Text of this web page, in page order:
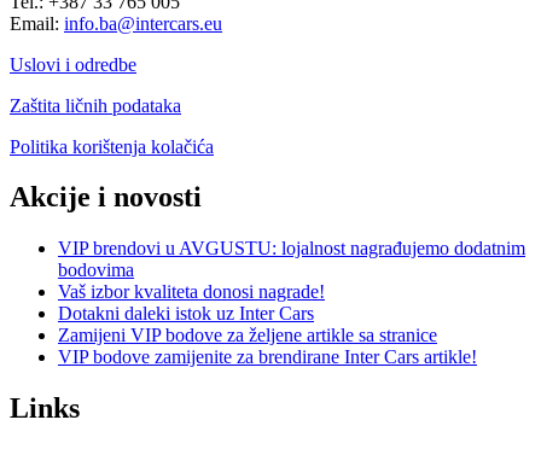
Email: info.ba@intercars.eu
Uslovi i odredbe
Zaštita ličnih podataka
Politika korištenja kolačića
Akcije i novosti
VIP brendovi u AVGUSTU: lojalnost nagrađujemo dodatnim
bodovima
Vaš izbor kvaliteta donosi nagrade!
Dotakni daleki istok uz Inter Cars
Zamijeni VIP bodove za željene artikle sa stranice
VIP bodove zamijenite za brendirane Inter Cars artikle!
Links